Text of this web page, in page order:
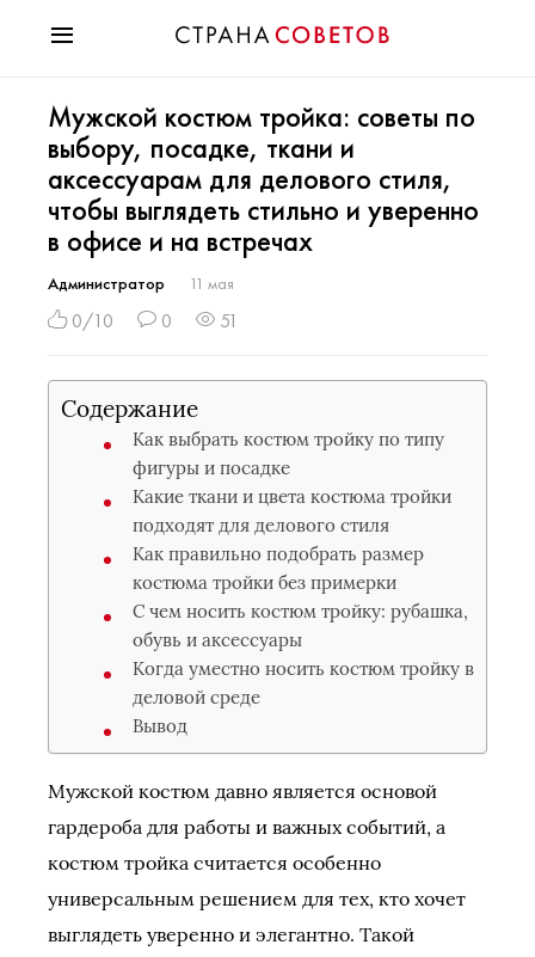
Мода
Звезды
Гороскопы
Здоровье
Психология
Хобби
Разное
Мужской костюм тройка: советы по
выбору, посадке, ткани и
аксессуарам для делового стиля,
чтобы выглядеть стильно и уверенно
в офисе и на встречах
Администратор 11 мая
0/10 0 51
Содержание
Как выбрать костюм тройку по типу
фигуры и посадке
Какие ткани и цвета костюма тройки
подходят для делового стиля
Как правильно подобрать размер
костюма тройки без примерки
С чем носить костюм тройку: рубашка,
обувь и аксессуары
Когда уместно носить костюм тройку в
деловой среде
Вывод
Мужской костюм давно является основой
гардероба для работы и важных событий, а
костюм тройка считается особенно
универсальным решением для тех, кто хочет
выглядеть уверенно и элегантно. Такой